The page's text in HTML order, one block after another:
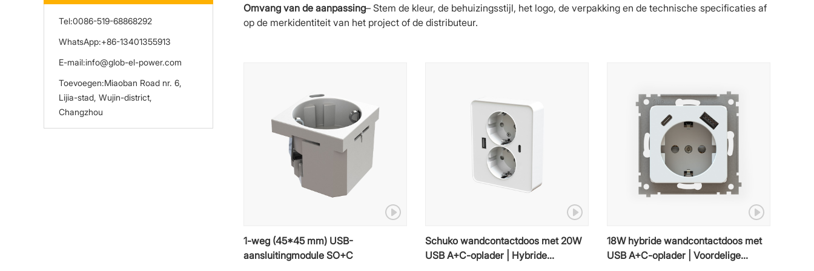
Tel:0086-519-68868292
WhatsApp:+86-13401355913
E-mail:info@glob-el-power.com
Toevoegen:Miaoban Road nr. 6,
Lijia-stad, Wujin-district,
Changzhou
Omvang van de aanpassing– Stem de kleur, de behuizingsstijl, het logo, de verpakking en de technische specificaties af
op de merkidentiteit van het project of de distributeur.
1-weg (45*45 mm) USB-
aansluitingmodule SO+C
Schuko wandcontactdoos met 20W
USB A+C-oplader | Hybride
18W hybride wandcontactdoos met
USB A+C-oplader | Voordelige